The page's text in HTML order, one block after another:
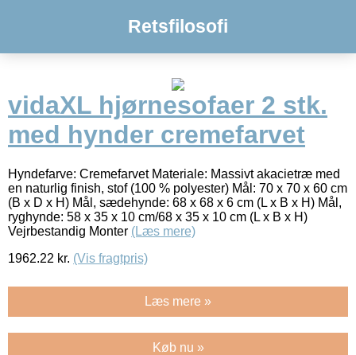
Retsfilosofi
vidaXL hjørnesofaer 2 stk.
med hynder cremefarvet
Hyndefarve: Cremefarvet Materiale: Massivt akacietræ med
en naturlig finish, stof (100 % polyester) Mål: 70 x 70 x 60 cm
(B x D x H) Mål, sædehynde: 68 x 68 x 6 cm (L x B x H) Mål,
ryghynde: 58 x 35 x 10 cm/68 x 35 x 10 cm (L x B x H)
Vejrbestandig Monter (Læs mere)
1962.22 kr. (Vis fragtpris)
Læs mere »
Køb nu »